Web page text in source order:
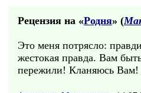
Рецензия на «Родня» (
Это меня потрясло:
жестокая правда. Вам
пережили! Кланяюсь Вам!